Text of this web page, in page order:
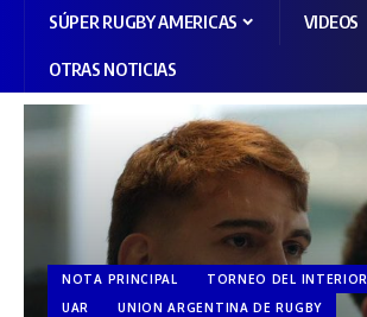
SÚPER RUGBY AMERICAS VIDEOS
OTRAS NOTICIAS
NOTA PRINCIPAL TORNEO DEL INTERIOR
UAR
UNION ARGENTINA DE RUGBY